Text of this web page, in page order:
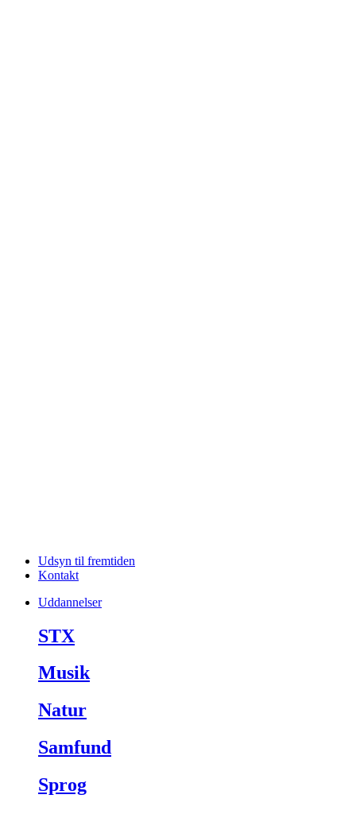
Udsyn til fremtiden
Kontakt
Uddannelser
STX
Musik
Natur
Samfund
Sprog